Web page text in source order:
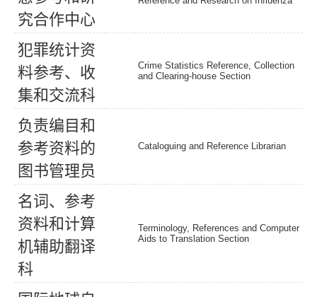
究合作中心
犯罪统计资
料参考、 收
集和交流科
Crime Statistics Reference, Collection
and Clearing-house Section
负责编 目 和
参考资料的
图书管理员
Cataloguing and Reference Librarian
名词、 参考
资料和计算
机辅助翻译
科
Terminology, References and Computer
Aids to Translation Section